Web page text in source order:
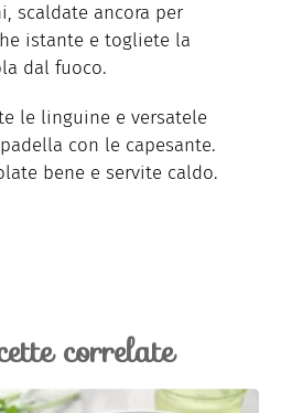
scaldate ancora per
istante e togliete la
dal fuoco.
le linguine e versatele
con le capesante.
bene e servite caldo.
correlate